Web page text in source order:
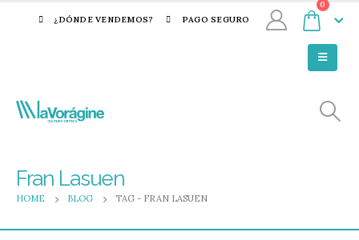
¿DÓNDE VENDEMOS? PAGO SEGURO
0
Fran Lasuen
HOME BLOG TAG - FRAN LASUEN